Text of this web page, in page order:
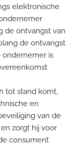
elektronische
de ontvangst van
de ontvangst
ondernemer is
tot stand komt,
en
van de
zorgt hij voor
consument